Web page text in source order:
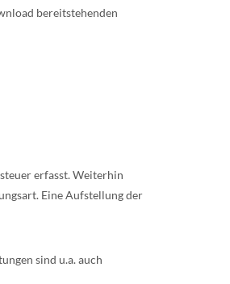
bereitstehenden
erfasst. Weiterhin
Eine Aufstellung der
sind u.a. auch